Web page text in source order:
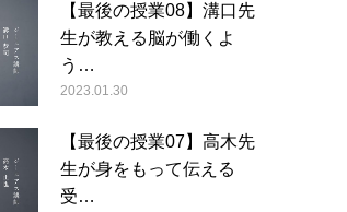
【最後の授業08】溝口先
生が教える脳が働くよ
う…
2023.01.30
【最後の授業07】高木先
生が身をもって伝える
受…